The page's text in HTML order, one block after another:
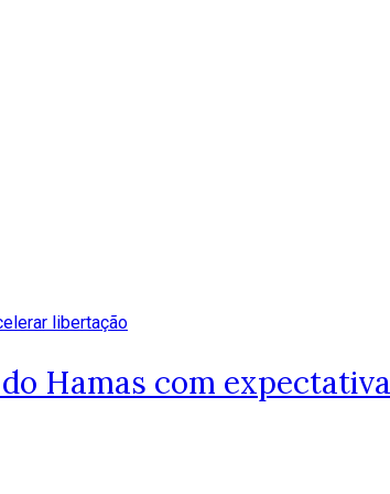
Hamas com